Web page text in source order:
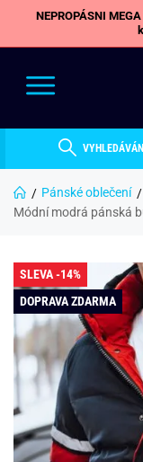
NEPROPÁSNI
Pánské oblečení
Módní modrá pánská
SLEVA -14%
DOPRAVA ZDARMA